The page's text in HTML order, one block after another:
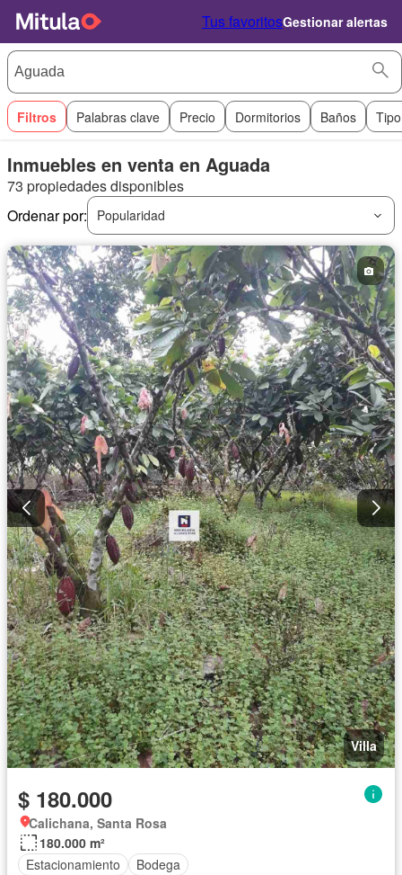
Tus favoritosGestionar alertas
Filtros Palabras clave Precio Dormitorios Baños
Inmuebles en venta en Aguada
73 propiedades disponibles
Ordenar por:
Popularidad
Villa
$ 180.000
Calichana, Santa Rosa
180.000 m²
Estacionamiento
Bodega